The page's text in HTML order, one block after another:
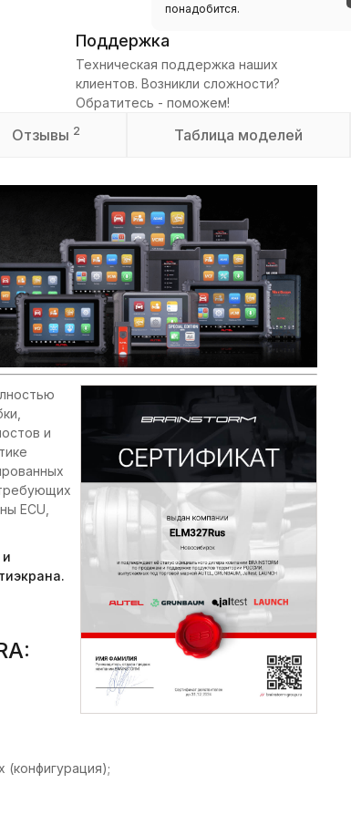
понадобится.
Поддержка
Техническая поддержка наших
клиентов. Возникли сложности?
Обратитесь - поможем!
Отзывы 2 Таблица моделей
и
ECU,
(конфигурация);